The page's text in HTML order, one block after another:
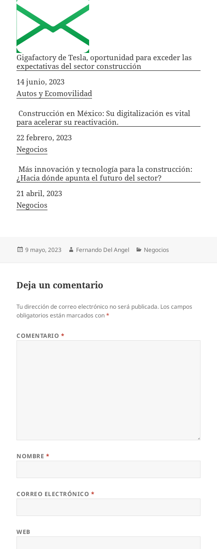
Gigafactory de Tesla, oportunidad para exceder las
expectativas del sector construcción
Fecha
14 junio, 2023
In relation to
Autos y Ecomovilidad
Construcción en México: Su digitalización es vital
para acelerar su reactivación.
Fecha
22 febrero, 2023
In relation to
Negocios
Más innovación y tecnología para la construcción:
¿Hacia dónde apunta el futuro del sector?
Fecha
21 abril, 2023
In relation to
Negocios
Publicado
9 mayo, 2023 Autor
Fernando Del Angel Categorías
Negocios
Deja un comentario
Tu dirección de correo electrónico no será publicada. Los campos
obligatorios están marcados con*
COMENTARIO *
NOMBRE *
CORREO ELECTRÓNICO *
WEB